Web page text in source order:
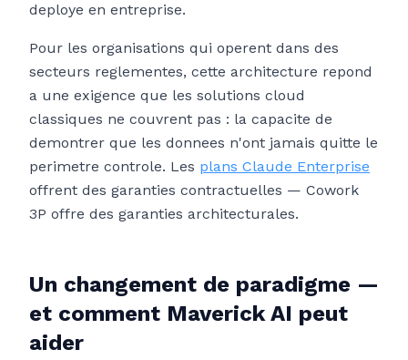
deploye en entreprise.
Pour les organisations qui operent dans des
secteurs reglementes, cette architecture repond
a une exigence que les solutions cloud
classiques ne couvrent pas : la capacite de
demontrer que les donnees n'ont jamais quitte le
perimetre controle. Les plans Claude Enterprise
offrent des garanties contractuelles — Cowork
3P offre des garanties architecturales.
Un changement de paradigme —
et comment Maverick AI peut
aider